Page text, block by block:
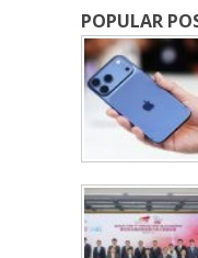
POPULAR